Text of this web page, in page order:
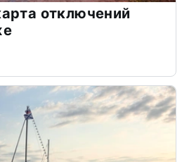
отключений